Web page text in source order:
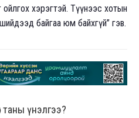
ойлгох хэрэгтэй. Түүнээс хотын
байгаа юм байхгүй” гэв.
таны үнэлгээ?